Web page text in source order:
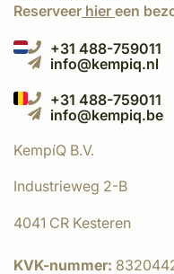
Reserveer hier een
+31 488-759011
info@kempiq.nl
+31 488-759011
info@kempiq.be
KempíQ B.V.
Industrieweg 2-B
4041 CR Kesteren
KVK-nummer: